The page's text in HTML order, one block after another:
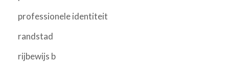
professionele identiteit
randstad
rijbewijs b